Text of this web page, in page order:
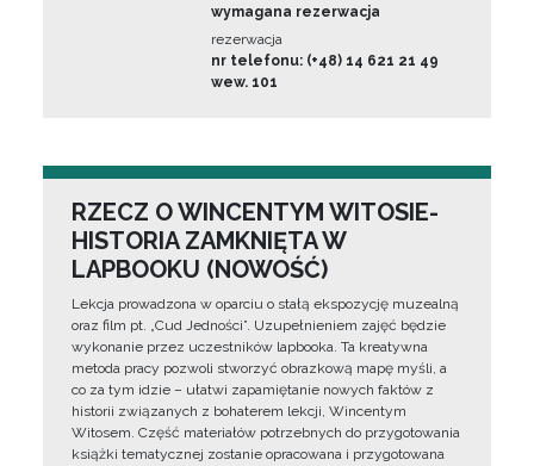
wymagana rezerwacja
rezerwacja
nr telefonu: (+48) 14 621 21 49
wew. 101
RZECZ O WINCENTYM WITOSIE-
HISTORIA ZAMKNIĘTA W
LAPBOOKU (NOWOŚĆ)
Lekcja prowadzona w oparciu o stałą ekspozycję muzealną
oraz film pt. „Cud Jedności”. Uzupełnieniem zajęć będzie
wykonanie przez uczestników lapbooka. Ta kreatywna
metoda pracy pozwoli stworzyć obrazkową mapę myśli, a
co za tym idzie – ułatwi zapamiętanie nowych faktów z
historii związanych z bohaterem lekcji, Wincentym
Witosem. Część materiałów potrzebnych do przygotowania
książki tematycznej zostanie opracowana i przygotowana